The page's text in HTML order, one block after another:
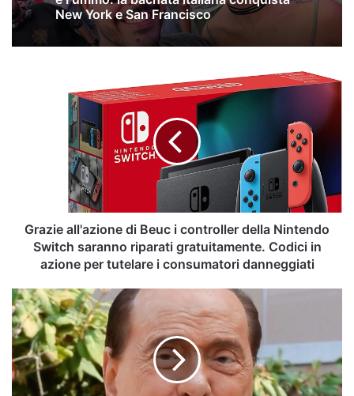
New York e San Francisco
saranno
riparati
gratuitamente.
in
azione
per
tutelare
i
consumatori
danneggiati
Grazie all'azione di Beuc i controller della Nintendo
Switch saranno riparati gratuitamente. Codici in
azione per tutelare i consumatori danneggiati
Berlusconi
stabile,
cos'e'
la
leucemia
mielomonocitica